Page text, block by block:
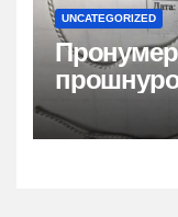
UNCATEGORIZED
сторінок: